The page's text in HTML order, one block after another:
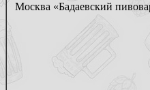
Москва «Бадаевский